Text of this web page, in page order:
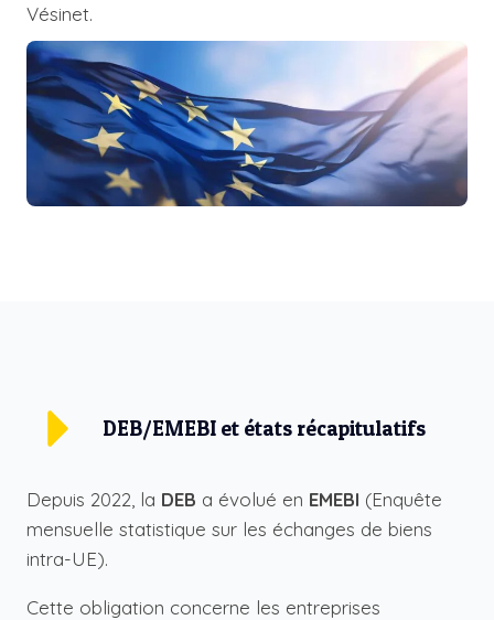
Vésinet.
DEB/EMEBI et états récapitulatifs
Depuis 2022, la DEB a évolué en EMEBI (Enquête
mensuelle statistique sur les échanges de biens
intra-UE).
Cette obligation concerne les entreprises